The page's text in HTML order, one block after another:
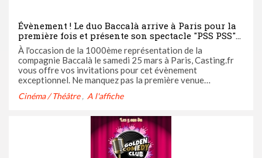
Évènement ! Le duo Baccalà arrive à Paris pour la
première fois et présente son spectacle "PSS PSS"
au Théâtre Libre. Tentez de gagner vos invitations
grâce à Casting.fr
À l'occasion de la 1000ème représentation de la
compagnie Baccalà le samedi 25 mars à Paris, Casting.fr
vous offre vos invitations pour cet évènement
exceptionnel. Ne manquez pas la première venue
suisse. On vous en dit plus ci-dessous.
Cinéma / Théâtre A l'affiche